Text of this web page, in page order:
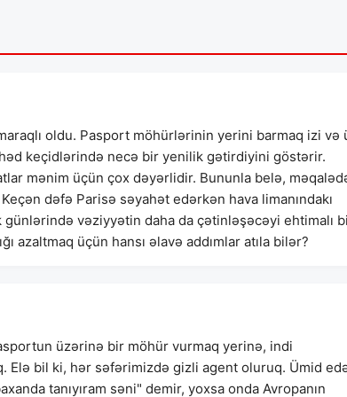
oldu. Pasport möhürlərinin yerini barmaq izi və
keçidlərində necə bir yenilik gətirdiyini göstərir.
mənim üçün çox dəyərlidir. Bununla belə,
dəfə Parisə səyahət edərkən hava limanındakı
vəziyyətin daha da çətinləşəcəyi ehtimalı
azaltmaq üçün hansı əlavə addımlar atıla bilər?
üzərinə bir möhür vurmaq yerinə, indi
Elə bil ki, hər səfərimizdə gizli agent oluruq. Ümid
tanıyıram səni" demir, yoxsa onda Avropanın